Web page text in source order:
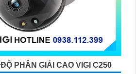
PHÂN GIẢI CAO VIGI C250